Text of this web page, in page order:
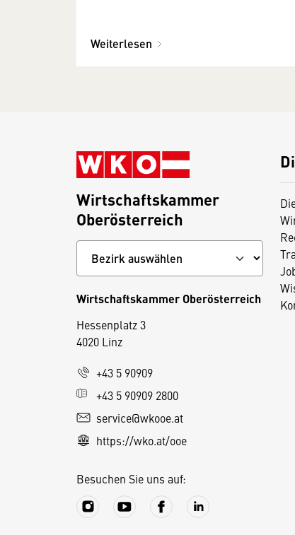
Weiterlesen
Wirtschaftskammer
Oberösterreich
Wirtschaftskammer Oberösterreich
Hessenplatz 3
4020 Linz
+43 5 90909
+43 5 90909 2800
service@wkooe.at
https://wko.at/ooe
Besuchen Sie uns auf: